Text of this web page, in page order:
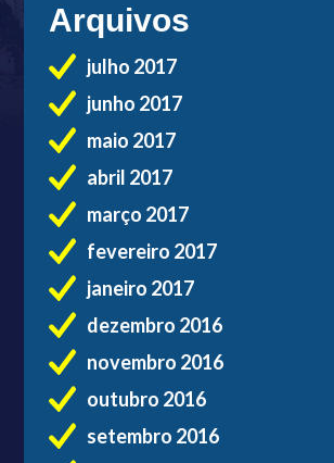
Arquivos
julho 2017
junho 2017
maio 2017
abril 2017
março 2017
fevereiro 2017
janeiro 2017
dezembro 2016
novembro 2016
outubro 2016
setembro 2016